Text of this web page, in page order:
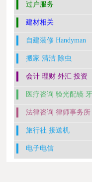
过户服务
建材相关
自建装修 Handyman
搬家 清洁 除虫
会计 理财 外汇 投资
医疗咨询 验光配镜
法律咨询 律师事务所
旅行社 接送机
电子电信